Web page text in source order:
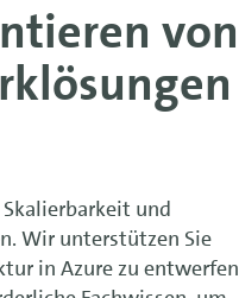
von
und
Wir unterstützen Sie
in Azure zu entwerfen